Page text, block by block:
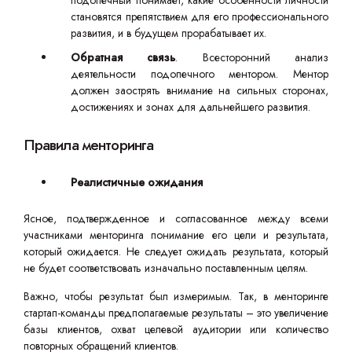
становятся препятствием для его профессионального
развития, и в будущем прорабатывает их.
Обратная связь. Всесторонний анализ
деятельности подопечного ментором. Ментор
должен заострять внимание на сильных сторонах,
достижениях и зонах для дальнейшего развития.
Правила менторинга
Реалистичные ожидания
Ясное, подтвержденное и согласованное между всеми
участниками менторинга понимание его цели и результата,
который ожидается. Не следует ожидать результата, который
не будет соответствовать изначально поставленным целям.
Важно, чтобы результат был измеримым. Так, в менторинге
стартап-команды предполагаемые результаты – это увеличение
базы клиентов, охват целевой аудитории или количество
повторных обращений клиентов.